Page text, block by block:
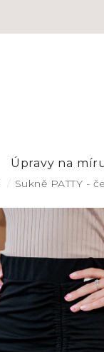
Úpravy na
Sukně PATTY -